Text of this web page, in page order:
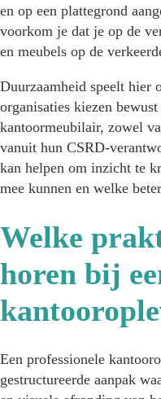
en op een plattegrond
voorkom je dat je op de
en meubels op de
Duurzaamheid speelt hier
organisaties kiezen
kantoormeubilair, zowel
vanuit hun CSRD-
kan helpen om inzicht te
mee kunnen en welke
Welke
horen bij
Een professionele
gestructureerde aanpak